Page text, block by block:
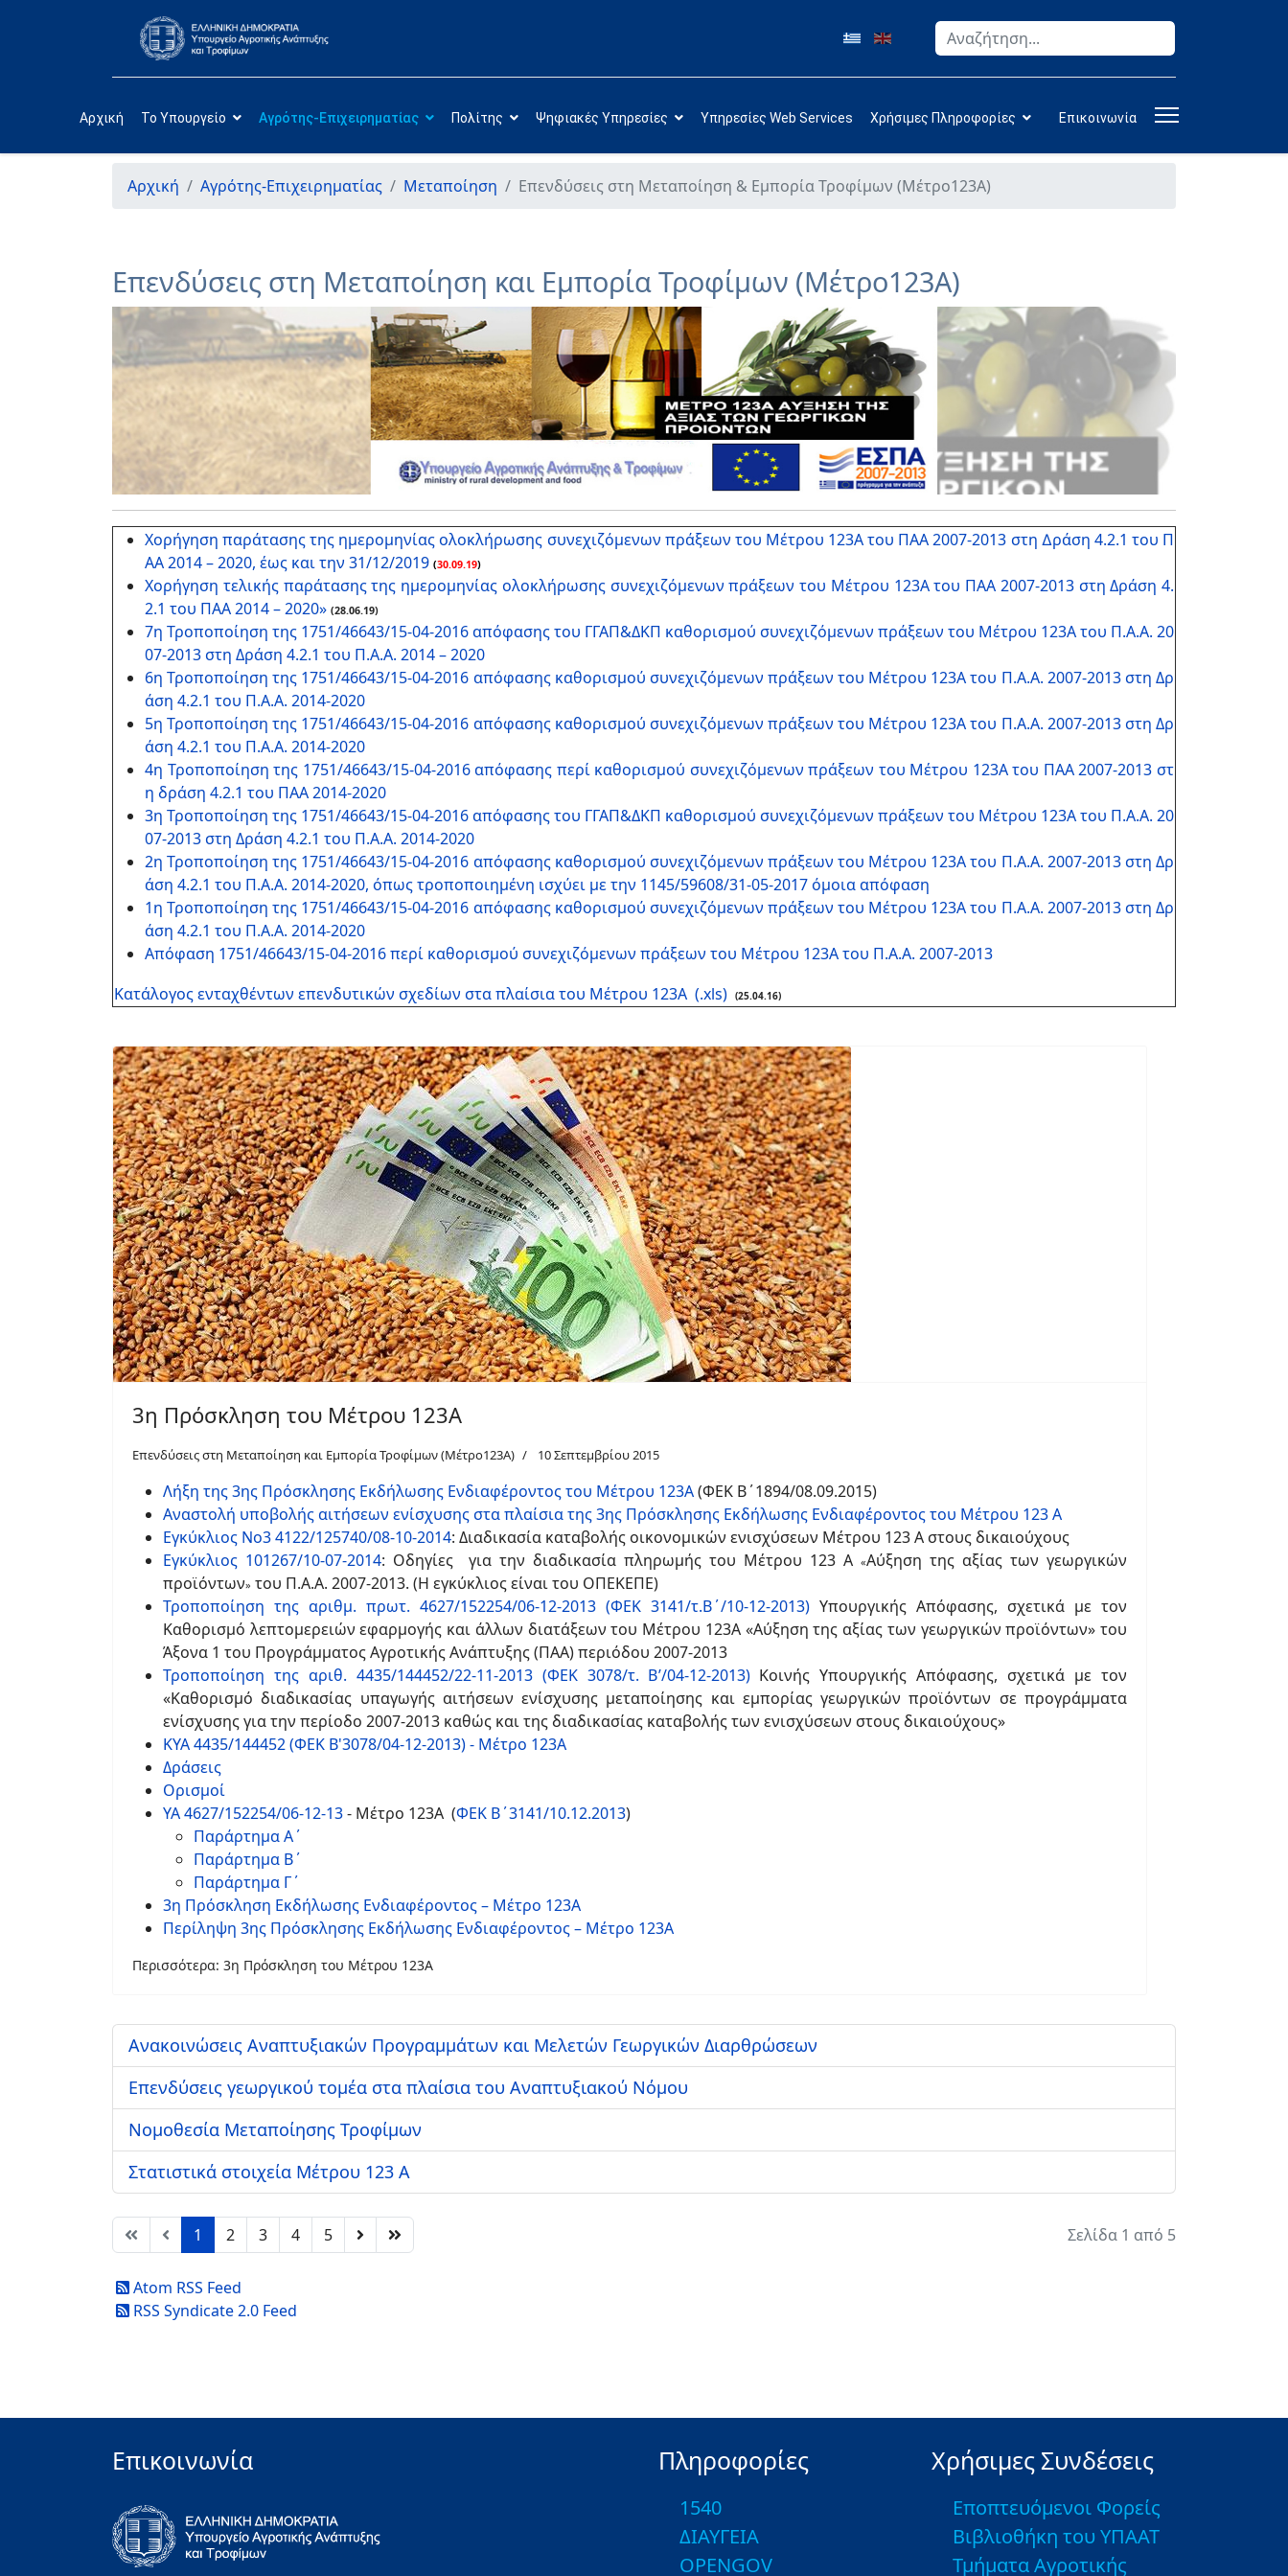
Αναζήτηση
Αρχική Το Υπουργείο Αγρότης-Επιχειρηματίας Πολίτης Ψηφιακές Υπηρεσίες Υπηρεσίες Web Services Χρήσιμες Πληροφορίες Επικοινωνία
Αρχική Αγρότης-Επιχειρηματίας Μεταποίηση Επενδύσεις στη Μεταποίηση & Εμπορία Τροφίμων (Μέτρο123Α)
Επενδύσεις στη Μεταποίηση και Εμπορία Τροφίμων (Μέτρο123Α)
Χορήγηση παράτασης της ημερομηνίας ολοκλήρωσης συνεχιζόμενων πράξεων του Μέτρου 123Α του ΠΑΑ 2007-2013 στη ∆ράση 4.2.1 του Π
ΑΑ 2014 – 2020, έως και την 31/12/2019 (30.09.19)
Χορήγηση τελικής παράτασης της ημερομηνίας ολοκλήρωσης συνεχιζόμενων πράξεων του Μέτρου 123Α του ΠΑΑ 2007-2013 στη Δράση 4.
2.1 του ΠΑΑ 2014 – 2020» (28.06.19)
7η Τροποποίηση της 1751/46643/15-04-2016 απόφασης του ΓΓΑΠ&ΔΚΠ καθορισμού συνεχιζόμενων πράξεων του Μέτρου 123Α του Π.Α.Α. 20
07-2013 στη Δράση 4.2.1 του Π.Α.Α. 2014 – 2020
6η Τροποποίηση της 1751/46643/15-04-2016 απόφασης καθορισμού συνεχιζόμενων πράξεων του Μέτρου 123Α του Π.Α.Α. 2007-2013 στη Δρ
άση 4.2.1 του Π.Α.Α. 2014-2020
5η Τροποποίηση της 1751/46643/15-04-2016 απόφασης καθορισμού συνεχιζόμενων πράξεων του Μέτρου 123Α του Π.Α.Α. 2007-2013 στη Δρ
άση 4.2.1 του Π.Α.Α. 2014-2020
4η Τροποποίηση της 1751/46643/15-04-2016 απόφασης περί καθορισμού συνεχιζόμενων πράξεων του Μέτρου 123Α του ΠΑΑ 2007-2013 στ
η δράση 4.2.1 του ΠΑΑ 2014-2020
3η Τροποποίηση της 1751/46643/15-04-2016 απόφασης του ΓΓΑΠ&ΔΚΠ καθορισμού συνεχιζόμενων πράξεων του Μέτρου 123Α του Π.Α.Α. 20
07-2013 στη Δράση 4.2.1 του Π.Α.Α. 2014-2020
2η Τροποποίηση της 1751/46643/15-04-2016 απόφασης καθορισμού συνεχιζόμενων πράξεων του Μέτρου 123Α του Π.Α.Α. 2007-2013 στη Δρ
άση 4.2.1 του Π.Α.Α. 2014-2020, όπως τροποποιημένη ισχύει με την 1145/59608/31-05-2017 όμοια απόφαση
1η Τροποποίηση της 1751/46643/15-04-2016 απόφασης καθορισμού συνεχιζόμενων πράξεων του Μέτρου 123Α του Π.Α.Α. 2007-2013 στη Δρ
άση 4.2.1 του Π.Α.Α. 2014-2020
Απόφαση 1751/46643/15-04-2016 περί καθορισμού συνεχιζόμενων πράξεων του Μέτρου 123Α του Π.Α.Α. 2007-2013
Κατάλογος ενταχθέντων επενδυτικών σχεδίων στα πλαίσια του Μέτρου 123Α (.xls) (25.04.16)
3η Πρόσκληση του Μέτρου 123Α
Επενδύσεις στη Μεταποίηση και Εμπορία Τροφίμων (Μέτρο123Α) 10 Σεπτεμβρίου 2015
Λήξη της 3ης Πρόσκλησης Εκδήλωσης Ενδιαφέροντος του Μέτρου 123Α(ΦΕΚ Β΄1894/08.09.2015)
Αναστολή υποβολής αιτήσεων ενίσχυσης στα πλαίσια της 3ης Πρόσκλησης Εκδήλωσης Ενδιαφέροντος του Μέτρου 123 Α
Εγκύκλιος Νο3 4122/125740/08-10-2014: Διαδικασία καταβολής οικονομικών ενισχύσεων Μέτρου 123 Α στους δικαιούχους
Εγκύκλιος 101267/10-07-2014: Οδηγίες για την διαδικασία πληρωμής του Μέτρου 123 Α «Αύξηση της αξίας των γεωργικών
προϊόντων» του Π.Α.Α. 2007-2013. (Η εγκύκλιος είναι του ΟΠΕΚΕΠΕ)
Τροποποίηση της αριθμ. πρωτ. 4627/152254/06-12-2013 (ΦΕΚ 3141/τ.Β΄/10-12-2013) Υπουργικής Απόφασης, σχετικά με τον
Καθορισμό λεπτομερειών εφαρμογής και άλλων διατάξεων του Μέτρου 123Α «Αύξηση της αξίας των γεωργικών προϊόντων» του
Άξονα 1 του Προγράμματος Αγροτικής Ανάπτυξης (ΠΑΑ) περιόδου 2007-2013
Τροποποίηση της αριθ. 4435/144452/22-11-2013 (ΦΕΚ 3078/τ. Β’/04-12-2013) Κοινής Υπουργικής Απόφασης, σχετικά με τον
«Καθορισμό διαδικασίας υπαγωγής αιτήσεων ενίσχυσης μεταποίησης και εμπορίας γεωργικών προϊόντων σε προγράμματα
ενίσχυσης για την περίοδο 2007-2013 καθώς και της διαδικασίας καταβολής των ενισχύσεων στους δικαιούχους»
ΚΥΑ 4435/144452 (ΦΕΚ Β'3078/04-12-2013) - Μέτρο 123Α
Δράσεις
Ορισμοί
ΥΑ 4627/152254/06-12-13- Μέτρο 123Α (ΦΕΚ Β΄3141/10.12.2013)
Παράρτημα Α΄
Παράρτημα Β΄
Παράρτημα Γ΄
3η Πρόσκληση Εκδήλωσης Ενδιαφέροντος – Μέτρο 123A
Περίληψη 3ης Πρόσκλησης Εκδήλωσης Ενδιαφέροντος – Μέτρο 123A
Περισσότερα: 3η Πρόσκληση του Μέτρου 123Α
Ανακοινώσεις Αναπτυξιακών Προγραμμάτων και Μελετών Γεωργικών Διαρθρώσεων
Επενδύσεις γεωργικού τομέα στα πλαίσια του Αναπτυξιακού Νόμου
Νομοθεσία Μεταποίησης Τροφίμων
Στατιστικά στοιχεία Μέτρου 123 Α
1 2 3 4 5 Σελίδα 1 από 5
Atom RSS Feed
RSS Syndicate 2.0 Feed
Επικοινωνία Πληροφορίες
1540
ΔΙΑΥΓΕΙΑ
OPENGOV
Χρήσιμες Συνδέσεις
Εποπτευόμενοι Φορείς
Βιβλιοθήκη του ΥΠΑΑΤ
Τμήματα Αγροτικής